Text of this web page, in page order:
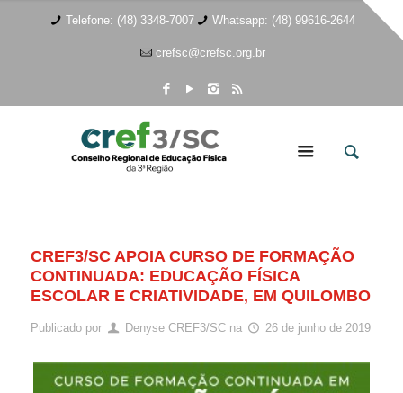
Telefone: (48) 3348-7007 Whatsapp: (48) 99616-2644
crefsc@crefsc.org.br
CREF3/SC APOIA CURSO DE FORMAÇÃO
CONTINUADA: EDUCAÇÃO FÍSICA
ESCOLAR E CRIATIVIDADE, EM QUILOMBO
Publicado por Denyse CREF3/SC na 26 de junho de 2019